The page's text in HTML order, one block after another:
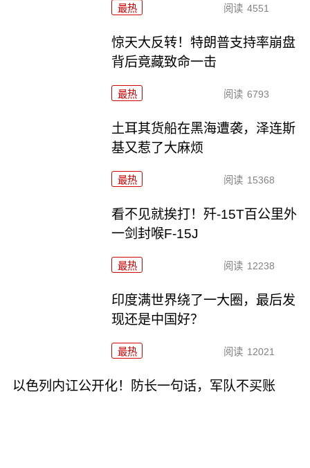
最热 阅读 4551
惊天大反转！特朗普支持率崩盘
背后竟藏致命一击
最热 阅读 6793
土耳其货船在黑海遭袭，泽连斯
基又惹了大麻烦
最热 阅读 15368
看不见就挨打！歼-15T百公里外
一剑封喉F-15J
最热 阅读 12238
印度满世界绕了一大圈，最后发
现还是中国好？
最热 阅读 12021
以色列内讧公开化！防长一句话，军队不买账